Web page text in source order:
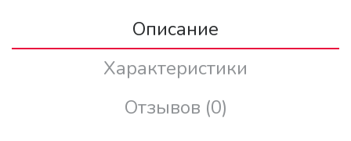
Описание
Характеристики
Отзывов (0)